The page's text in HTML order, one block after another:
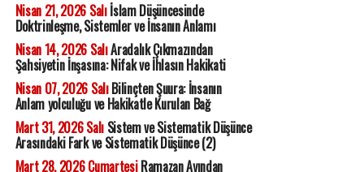
Nisan 21, 2026 Salıİslam Düşüncesinde
Doktrinleşme, Sistemler ve İnsanın Anlamı
Nisan 14, 2026 SalıAradalık Çıkmazından
Şahsiyetin İnşasına: Nifak ve İhlasın Hakikati
Nisan 07, 2026 SalıBilinçten Şuura: İnsanın
Anlam yolculuğu ve Hakikatle Kurulan Bağ
Mart 31, 2026 SalıSistem ve Sistematik Düşünce
Arasındaki Fark ve Sistematik Düşünce (2)
Mart 28, 2026 CumartesiRamazan Ayından